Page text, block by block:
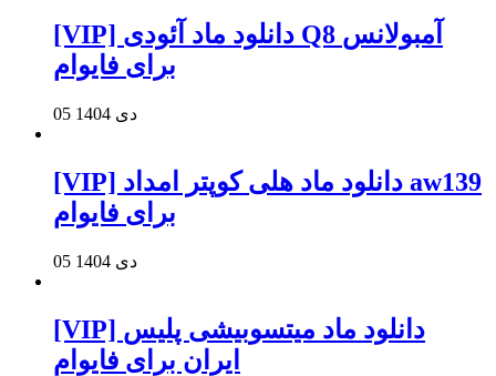
[VIP] دانلود ماد آئودی Q8 آمبولانس
برای فایوام
05 دی 1404
[VIP] دانلود ماد هلی کوپتر امداد aw139
برای فایوام
05 دی 1404
[VIP] دانلود ماد میتسوبیشی پلیس
ایران برای فایوام